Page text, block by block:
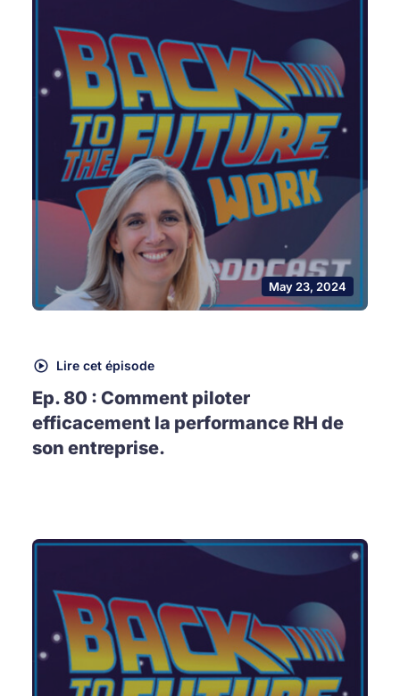
May 23, 2024
Lire cet épisode
Ep. 80 : Comment piloter
efficacement la performance RH de
son entreprise.